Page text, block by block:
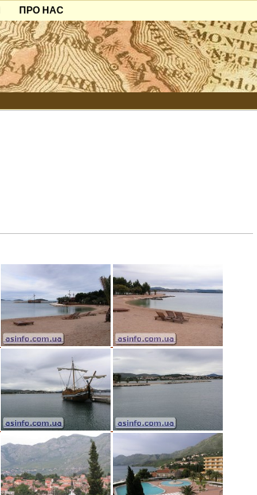
ПРО НАС
Контакти
Партнерам
Додати готель